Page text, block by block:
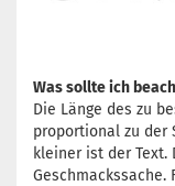
Was sollte ich
Die Länge des zu
proportional zu der
kleiner ist der Text.